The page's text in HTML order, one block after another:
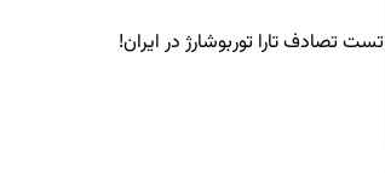
تست تصادف تارا توربوشارژ در ایران!